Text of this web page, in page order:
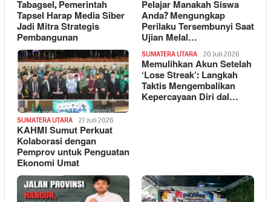
Tabagsel, Pemerintah
Tapsel Harap Media Siber
Jadi Mitra Strategis
Pembangunan
Pelajar Manakah Siswa
Anda? Mengungkap
Perilaku Tersembunyi Saat
Ujian Melal…
SUMATERA UTARA 27 Juli 2026
KAHMI Sumut Perkuat
Kolaborasi dengan
Pemprov untuk Penguatan
Ekonomi Umat
SUMATERA UTARA 20 Juli 2026
Memulihkan Akun Setelah
‘Lose Streak’: Langkah
Taktis Mengembalikan
Kepercayaan Diri dal…